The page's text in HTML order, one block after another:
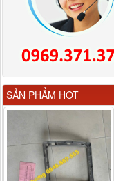
SẢN PHẨM HOT
H4610140011A0 Compa
nâng kính...